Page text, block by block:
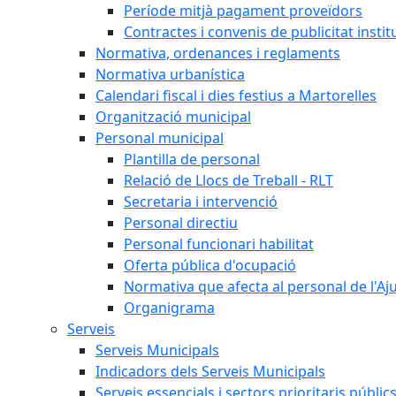
Període mitjà pagament proveïdors
Contractes i convenis de publicitat
Normativa, ordenances i reglaments
Normativa urbanística
Calendari fiscal i dies festius a Martorelles
Organització municipal
Personal municipal
Plantilla de personal
Relació de Llocs de Treball - RLT
Secretaria i intervenció
Personal directiu
Personal funcionari habilitat
Oferta pública d'ocupació
Normativa que afecta al personal de
Organigrama
Serveis
Serveis Municipals
Indicadors dels Serveis Municipals